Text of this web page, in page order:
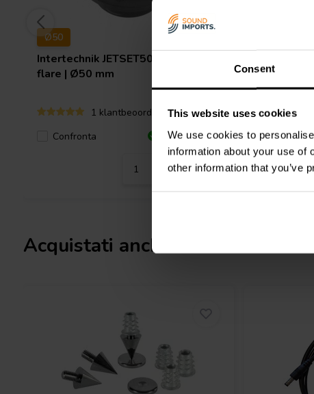
Consent
This website uses cookies
We use cookies to
information about your use of
other information that you’ve
Ø50
Intertechnik JETSET50AT Outside
flare | Ø50 mm
1 klantbeoordelingen
Confronta
9 Disponibile
flare |
Confronta
Acquistati anche da altri